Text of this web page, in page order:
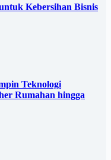
Kebersihan Bisnis
Teknologi
Rumahan hingga